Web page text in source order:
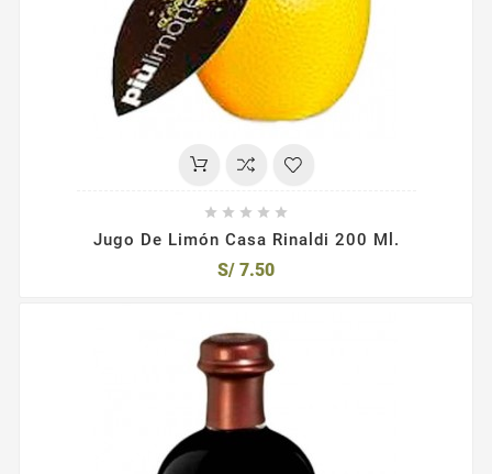
    
Jugo De Limón Casa Rinaldi 200 Ml.
S/ 7.50